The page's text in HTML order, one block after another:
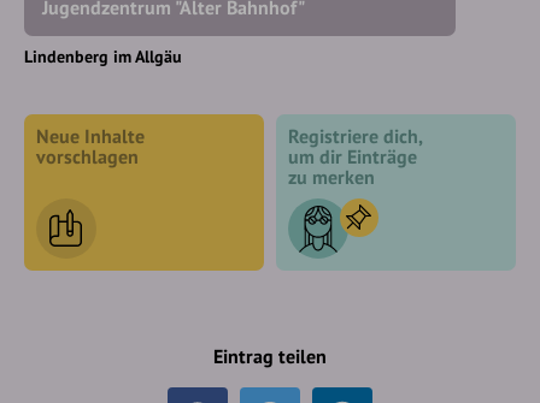
Jugendzentrum "Alter Bahnhof"
Lindenberg im Allgäu
Neue Inhalte
vorschlagen
Registriere dich,
um dir Einträge
zu merken
Eintrag teilen